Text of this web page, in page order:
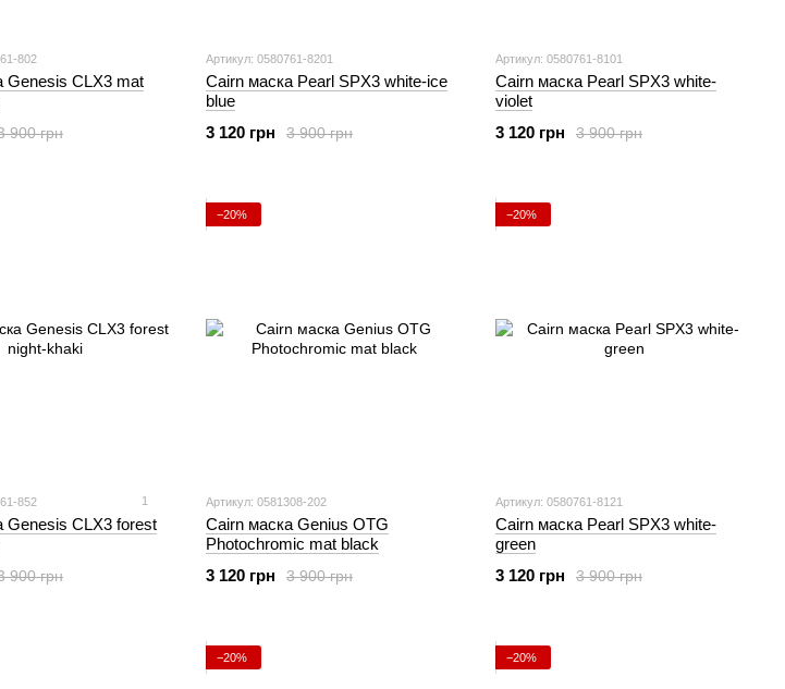
802
Genesis CLX3 mat
900 грн
Артикул: 0580761-8201
Cairn маска Pearl SPX3 white-ice
blue
3 900 грн
3 120 грн
Артикул: 0580761-8101
Cairn маска Pearl SPX3 white-
violet
3 900 грн
3 120 грн
852 1
Genesis CLX3 forest
900 грн
−20%
Артикул: 0581308-202
Cairn маска Genius OTG
Photochromic mat black
3 900 грн
3 120 грн
−20%
Артикул: 0580761-8121
Cairn маска Pearl SPX3 white-
green
3 900 грн
3 120 грн
−20% −20%